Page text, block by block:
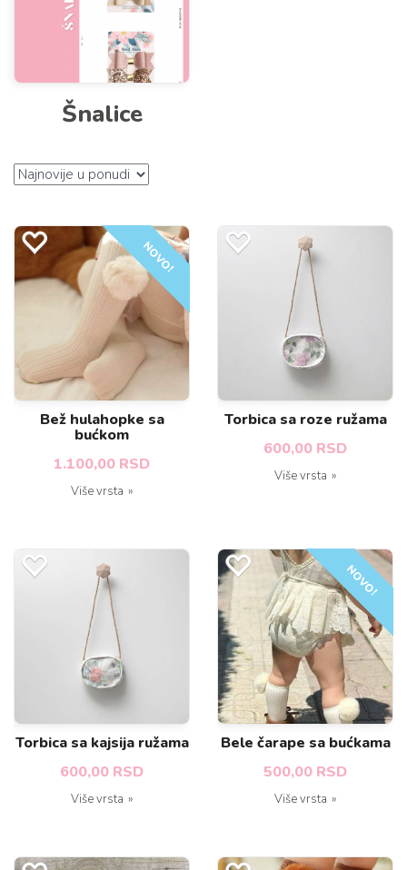
Šnalice
NOVO!
Bež hulahopke sa
bućkom
1.100,00 RSD
Više vrsta
Torbica sa roze ružama
600,00 RSD
Više vrsta
Torbica sa kajsija ružama
600,00 RSD
Više vrsta
NOVO!
Bele čarape sa bućkama
500,00 RSD
Više vrsta